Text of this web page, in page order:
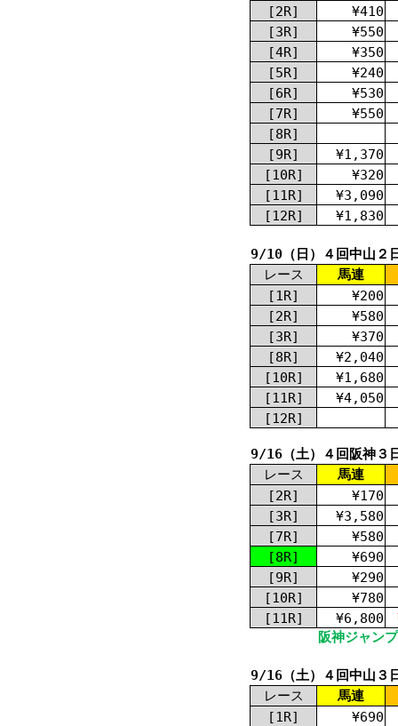
[2R]
¥410
[3R]
¥550
[4R]
¥350
[5R]
¥240
[6R]
¥530
[7R]
¥550
[8R]
[9R]
¥1,370
[10R]
¥320
[11R]
¥3,090
[12R]
¥1,830
9/10（日）４回中山２
レース
馬連
[1R]
¥200
[2R]
¥580
[3R]
¥370
[8R]
¥2,040
[10R]
¥1,680
[11R]
¥4,050
[12R]
9/16（土）４回阪神３
レース
馬連
[2R]
¥170
[3R]
¥3,580
[7R]
¥580
[8R]
¥690
[9R]
¥290
[10R]
¥780
[11R]
¥6,800
阪神ジャン
9/16（土）４回中山３
レース
馬連
[1R]
¥690